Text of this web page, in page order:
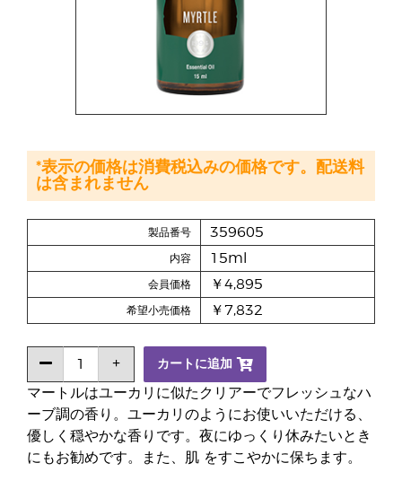
マートルはユーカリに似たクリアーでフレッシュなハ
ーブ調の香り。ユーカリのようにお使いいただける、
優しく穏やかな香りです。夜にゆっくり休みたいとき
にもお勧めです。また、肌 をすこやかに保ちます。
製品番号 359605
内容 15ml
会員価格 ￥4,895
希望小売価格 ￥7,832
カートに追加
*表示の価格は消費税込みの価格です。配送料
は含まれません